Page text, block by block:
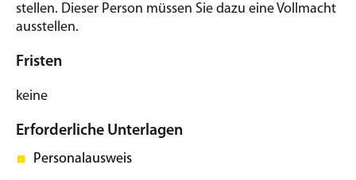
stellen. Dieser Person müssen Sie dazu eine Vollmacht
ausstellen.
Fristen
keine
Erforderliche Unterlagen
Personalausweis